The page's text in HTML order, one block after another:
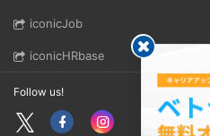
iconicJob
iconicHRbase
Follow us!